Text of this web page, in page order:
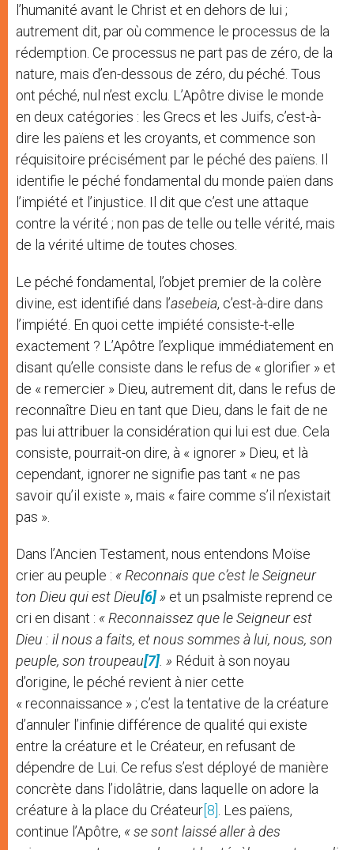
l’humanité avant le Christ et en dehors de lui ;
autrement dit, par où commence le processus de la
rédemption. Ce processus ne part pas de zéro, de la
nature, mais d’en-dessous de zéro, du péché. Tous
ont péché, nul n’est exclu. L’Apôtre divise le monde
en deux catégories : les Grecs et les Juifs, c’est-à-
dire les païens et les croyants, et commence son
réquisitoire précisément par le péché des païens. Il
identifie le péché fondamental du monde païen dans
l’impiété et l’injustice. Il dit que c’est une attaque
contre la vérité ; non pas de telle ou telle vérité, mais
de la vérité ultime de toutes choses.
Le péché fondamental, l’objet premier de la colère
divine, est identifié dans l’asebeia, c’est-à-dire dans
l’impiété. En quoi cette impiété consiste-t-elle
exactement ? L’Apôtre l’explique immédiatement en
disant qu’elle consiste dans le refus de « glorifier » et
de « remercier » Dieu, autrement dit, dans le refus de
reconnaître Dieu en tant que Dieu, dans le fait de ne
pas lui attribuer la considération qui lui est due. Cela
consiste, pourrait-on dire, à « ignorer » Dieu, et là
cependant, ignorer ne signifie pas tant « ne pas
savoir qu’il existe », mais « faire comme s’il n’existait
pas ».
Dans l’Ancien Testament, nous entendons Moïse
crier au peuple : « Reconnais que c’est le Seigneur
ton Dieu qui est Dieu[6]» et un psalmiste reprend ce
cri en disant : « Reconnaissez que le Seigneur est
Dieu : il nous a faits, et nous sommes à lui, nous, son
peuple, son troupeau[7] . » Réduit à son noyau
d’origine, le péché revient à nier cette
« reconnaissance » ; c’est la tentative de la créature
d’annuler l’infinie différence de qualité qui existe
entre la créature et le Créateur, en refusant de
dépendre de Lui. Ce refus s’est déployé de manière
concrète dans l’idolâtrie, dans laquelle on adore la
créature à la place du Créateur [8]
. Les païens,
continue l’Apôtre, « se sont laissé aller à des